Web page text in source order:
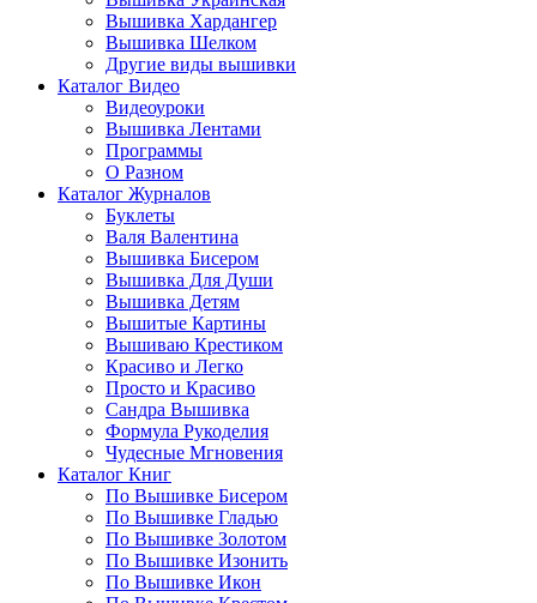
Вышивка Хардангер
Вышивка Шелком
Другие виды вышивки
Каталог Видео
Видеоуроки
Вышивка Лентами
Программы
О Разном
Каталог Журналов
Буклеты
Валя Валентина
Вышивка Бисером
Вышивка Для Души
Вышивка Детям
Вышитые Картины
Вышиваю Крестиком
Красиво и Легко
Просто и Красиво
Сандра Вышивка
Формула Рукоделия
Чудесные Мгновения
Каталог Книг
По Вышивке Бисером
По Вышивке Гладью
По Вышивке Золотом
По Вышивке Изонить
По Вышивке Икон